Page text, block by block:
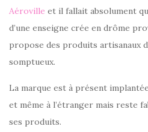
Aéroville et il fallait absolument
d’une enseigne crée en drôme
propose des produits artisanaux
somptueux.
La marque est à présent
et même à l’étranger mais reste
ses produits.